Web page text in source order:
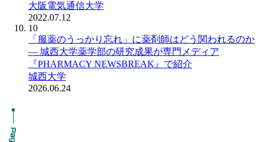
大阪電気通信大学
2022.07.12
10
「服薬のうっかり忘れ」に薬剤師はどう関われるのか
― 城西大学薬学部の研究成果が専門メディア
『PHARMACY NEWSBREAK』で紹介
城西大学
2026.06.24